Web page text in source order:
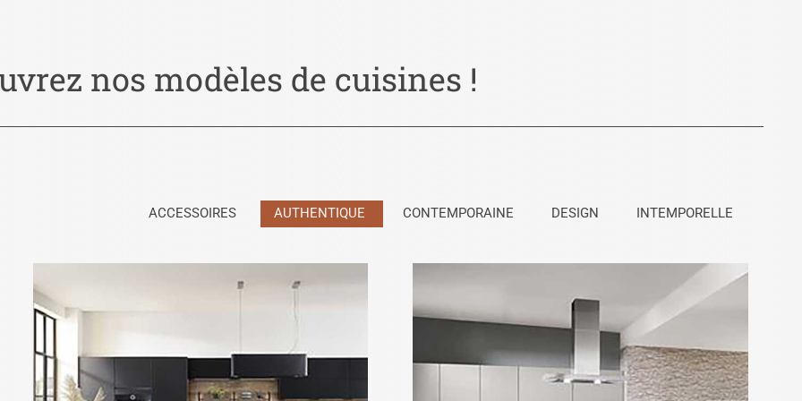
nos modèles de cuisines !
ACCESSOIRES AUTHENTIQUE CONTEMPORAINE DESIGN INTEMPORELLE